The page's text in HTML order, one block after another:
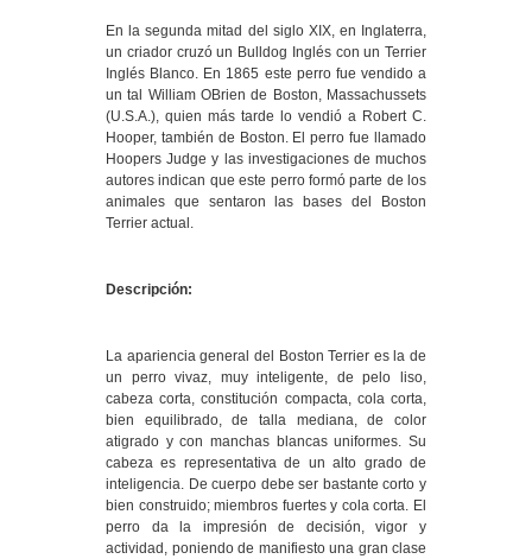
En la segunda mitad del siglo XIX, en Inglaterra,
un criador cruzó un Bulldog Inglés con un Terrier
Inglés Blanco. En 1865 este perro fue vendido a
un tal William OBrien de Boston, Massachussets
(U.S.A.), quien más tarde lo vendió a Robert C.
Hooper, también de Boston. El perro fue llamado
Hoopers Judge y las investigaciones de muchos
autores indican que este perro formó parte de los
animales que sentaron las bases del Boston
Terrier actual.
Descripción:
La apariencia general del Boston Terrier es la de
un perro vivaz, muy inteligente, de pelo liso,
cabeza corta, constitución compacta, cola corta,
bien equilibrado, de talla mediana, de color
atigrado y con manchas blancas uniformes. Su
cabeza es representativa de un alto grado de
inteligencia. De cuerpo debe ser bastante corto y
bien construido; miembros fuertes y cola corta. El
perro da la impresión de decisión, vigor y
actividad, poniendo de manifiesto una gran clase